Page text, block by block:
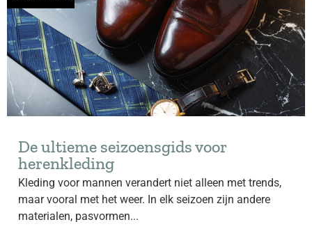
De ultieme seizoensgids voor
herenkleding
Kleding voor mannen verandert niet alleen met trends,
maar vooral met het weer. In elk seizoen zijn andere
materialen, pasvormen...